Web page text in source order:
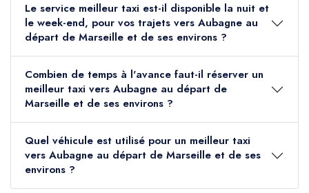
Le service meilleur taxi est-il disponible la nuit et
le week-end, pour vos trajets vers Aubagne au
départ de Marseille et de ses environs ?
Combien de temps à l'avance faut-il réserver un
meilleur taxi vers Aubagne au départ de
Marseille et de ses environs ?
Quel véhicule est utilisé pour un meilleur taxi
vers Aubagne au départ de Marseille et de ses
environs ?